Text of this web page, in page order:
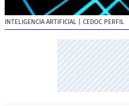
INTELIGENCIA ARTIFICIAL | CEDOC PERFIL